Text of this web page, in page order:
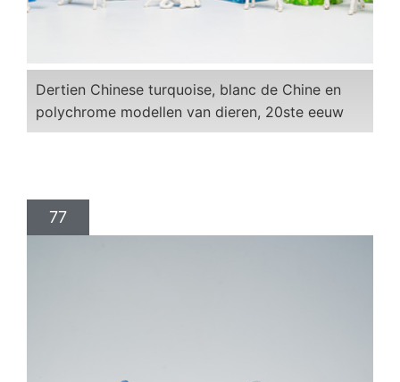
Dertien Chinese turquoise, blanc de Chine en
polychrome modellen van dieren, 20ste eeuw
77